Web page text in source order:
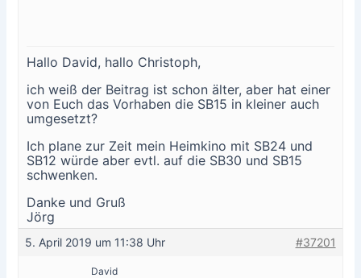
Hallo David, hallo Christoph,
ich weiß der Beitrag ist schon älter, aber hat einer
von Euch das Vorhaben die SB15 in kleiner auch
umgesetzt?
Ich plane zur Zeit mein Heimkino mit SB24 und
SB12 würde aber evtl. auf die SB30 und SB15
schwenken.
Danke und Gruß
Jörg
5. April 2019 um 11:38 Uhr #37201
David